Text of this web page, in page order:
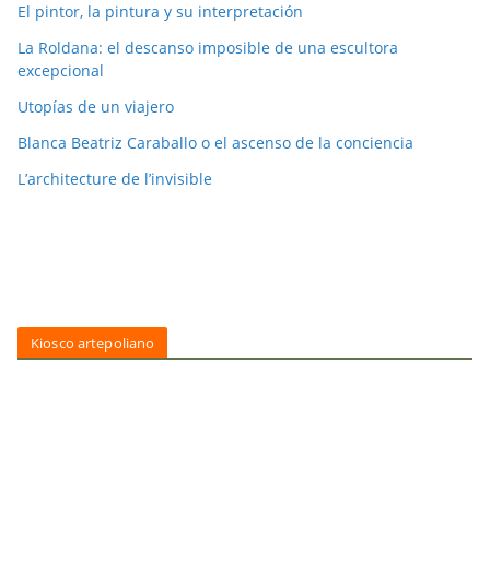
El pintor, la pintura y su interpretación
La Roldana: el descanso imposible de una escultora
excepcional
Utopías de un viajero
Blanca Beatriz Caraballo o el ascenso de la conciencia
L’architecture de l’invisible
Kiosco artepoliano